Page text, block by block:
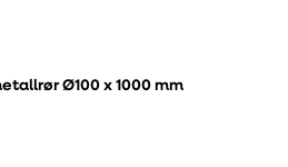
Ø100 x 1000 mm